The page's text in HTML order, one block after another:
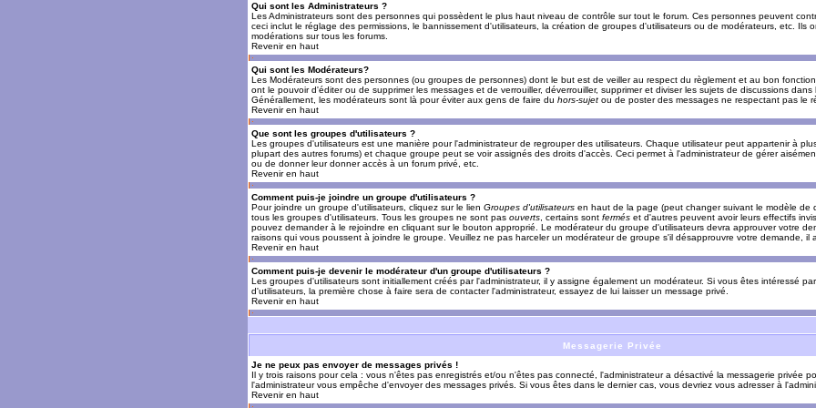
Qui sont les Administrateurs ?
Les Administrateurs sont des personnes qui possèdent le plus haut niveau de contrôle sur tout le forum. Ces personnes peuvent
ceci inclut le réglage des permissions, le bannissement d'utilisateurs, la création de groupes d'utilisateurs ou de modérateurs, etc. Ils
modérations sur tous les forums.
Revenir en haut
Qui sont les Modérateurs?
Les Modérateurs sont des personnes (ou groupes de personnes) dont le but est de veiller au respect du règlement et au bon
ont le pouvoir d'éditer ou de supprimer les messages et de verrouiller, déverrouiller, supprimer et diviser les sujets de discussions
Générallement, les modérateurs sont là pour éviter aux gens de faire du hors-sujet ou de poster des messages ne respectant pas le
Revenir en haut
Que sont les groupes d'utilisateurs ?
Les groupes d'utilisateurs est une manière pour l'administrateur de regrouper des utilisateurs. Chaque utilisateur peut appartenir à
plupart des autres forums) et chaque groupe peut se voir assignés des droits d'accès. Ceci permet à l'administrateur de gérer
ou de donner leur donner accès à un forum privé, etc.
Revenir en haut
Comment puis-je joindre un groupe d'utilisateurs ?
Pour joindre un groupe d'utilisateurs, cliquez sur le lien Groupes d'utilisateurs en haut de la page (peut changer suivant le modèle de
tous les groupes d'utilisateurs. Tous les groupes ne sont pas ouverts , certains sont fermés et d'autres peuvent avoir leurs effectifs
pouvez demander à le rejoindre en cliquant sur le bouton approprié. Le modérateur du groupe d'utilisateurs devra approuver votre
raisons qui vous poussent à joindre le groupe. Veuillez ne pas harceler un modérateur de groupe s'il désapprouvre votre demande, il
Revenir en haut
Comment puis-je devenir le modérateur d'un groupe d'utilisateurs ?
Les groupes d'utilisateurs sont initiallement créés par l'administrateur, il y assigne également un modérateur. Si vous êtes intéressé
d'utilisateurs, la première chose à faire sera de contacter l'administrateur, essayez de lui laisser un message privé.
Revenir en haut
Messagerie Privée
Je ne peux pas envoyer de messages privés !
Il y trois raisons pour cela : vous n'êtes pas enregistrés et/ou n'êtes pas connecté, l'administrateur a désactivé la messagerie privée
l'administrateur vous empêche d'envoyer des messages privés. Si vous êtes dans le dernier cas, vous devriez vous adresser à
Revenir en haut